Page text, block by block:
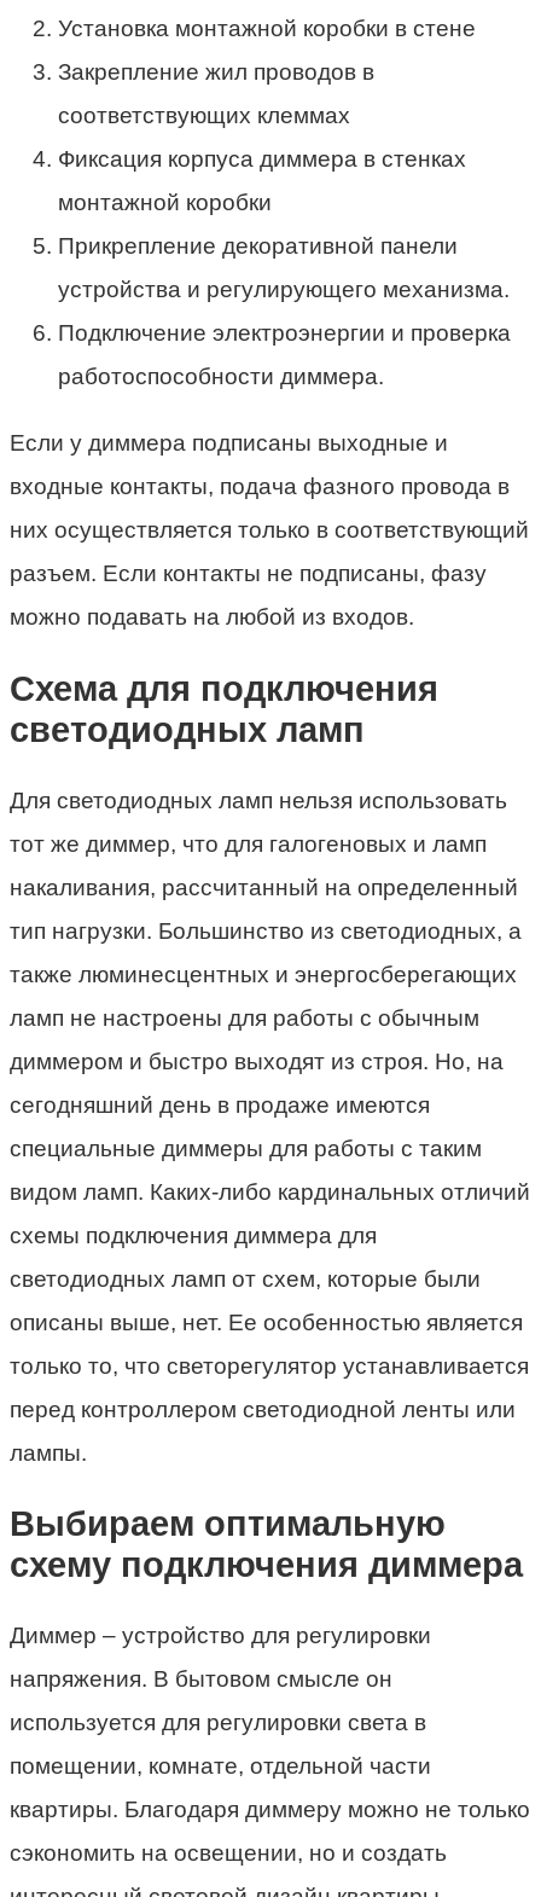
Установка монтажной коробки в стене
Закрепление жил проводов в
соответствующих клеммах
Фиксация корпуса диммера в стенках
монтажной коробки
Прикрепление декоративной панели
устройства и регулирующего механизма.
Подключение электроэнергии и проверка
работоспособности диммера.
Если у диммера подписаны выходные и
входные контакты, подача фазного провода в
них осуществляется только в соответствующий
разъем. Если контакты не подписаны, фазу
можно подавать на любой из входов.
Схема для подключения
светодиодных ламп
Для светодиодных ламп нельзя использовать
тот же диммер, что для галогеновых и ламп
накаливания, рассчитанный на определенный
тип нагрузки. Большинство из светодиодных, а
также люминесцентных и энергосберегающих
ламп не настроены для работы с обычным
диммером и быстро выходят из строя. Но, на
сегодняшний день в продаже имеются
специальные диммеры для работы с таким
видом ламп. Каких-либо кардинальных отличий
схемы подключения диммера для
светодиодных ламп от схем, которые были
описаны выше, нет. Ее особенностью является
только то, что светорегулятор устанавливается
перед контроллером светодиодной ленты или
лампы.
Выбираем оптимальную
схему подключения диммера
Диммер – устройство для регулировки
напряжения. В бытовом смысле он
используется для регулировки света в
помещении, комнате, отдельной части
квартиры. Благодаря диммеру можно не только
сэкономить на освещении, но и создать